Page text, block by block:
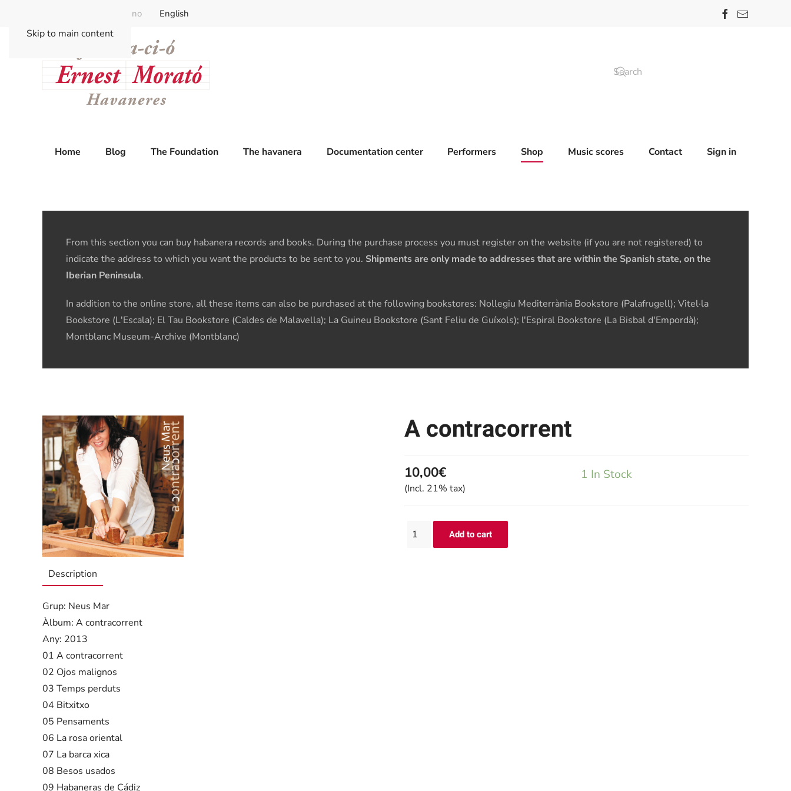
Skip to main content
Castellano English
Home Blog The Foundation The havanera Documentation center Performers Shop Music scores Contact Sign in
From this section you can buy habanera records and books. During the purchase process you must register on the website (if you are not registered) to
indicate the address to which you want the products to be sent to you. Shipments are only made to addresses that are within the Spanish state, on the
Iberian Peninsula.
In addition to the online store, all these items can also be purchased at the following bookstores: Nollegiu Mediterrània Bookstore (Palafrugell); Vitel·la
Bookstore (L'Escala); El Tau Bookstore (Caldes de Malavella); La Guineu Bookstore (Sant Feliu de Guíxols); l'Espiral Bookstore (La Bisbal d'Empordà);
Montblanc Museum-Archive (Montblanc)
A contracorrent
10,00€
(Incl. 21% tax)
1 In Stock
Description
Grup: Neus Mar
Àlbum: A contracorrent
Any: 2013
01 A contracorrent
02 Ojos malignos
03 Temps perduts
04 Bitxitxo
05 Pensaments
06 La rosa oriental
07 La barca xica
08 Besos usados
09 Habaneras de Cádiz